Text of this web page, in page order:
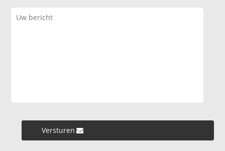
Versturen »